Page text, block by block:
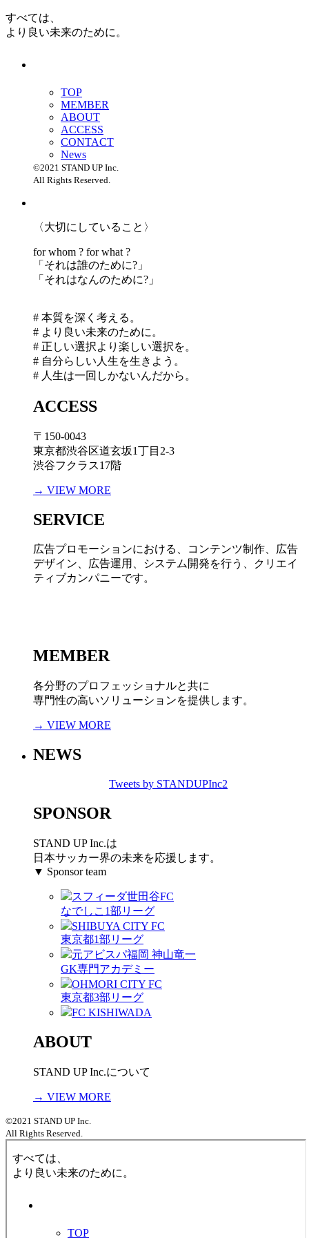
すべては、
より良い未来のために。
TOP
MEMBER
ABOUT
ACCESS
CONTACT
News
©2021 STAND UP Inc.
All Rights Reserved.
〈大切にしていること〉
for whom ? for what ?
「 それは誰のために?」
「 それはなんのために?」
# 本質を深く考える。
# より良い未来のために。
# 正しい選択より楽しい選択を。
# 自分らしい人生を生きよう。
# 人生は一回しかないんだから。
ACCESS
〒150-0043
東京都渋谷区道玄坂1丁目2-3
渋谷フクラス17階
→ VIEW MORE
SERVICE
広告プロモーションにおける、コンテンツ制作、広告
デザイン、広告運用、システム開発を行う、
クリエイ
ティブカンパニーです。
MEMBER
各分野のプロフェッショナルと共に
専門性の高いソリューションを提供します。
→ VIEW MORE
NEWS
Tweets by STANDUPInc2
SPONSOR
STAND UP Inc.は
日本サッカー界の未来を応援します。
▼ Sponsor team
スフィーダ世田谷FC
なでしこ1部リーグ
SHIBUYA CITY FC
東京都1部リーグ
元アビスパ福岡 神山竜一
GK専門アカデミー
OHMORI CITY FC
東京都3部リーグ
FC KISHIWADA
ABOUT
STAND UP Inc.について
→ VIEW MORE
©2021 STAND UP Inc.
All Rights Reserved.